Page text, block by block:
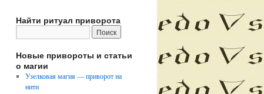
Найти ритуал приворота
Новые привороты и статьи
о магии
Узелковая магия — приворот на
нити